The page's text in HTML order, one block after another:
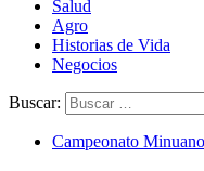
Salud
Agro
Historias de Vida
Negocios
Buscar:
Campeonato